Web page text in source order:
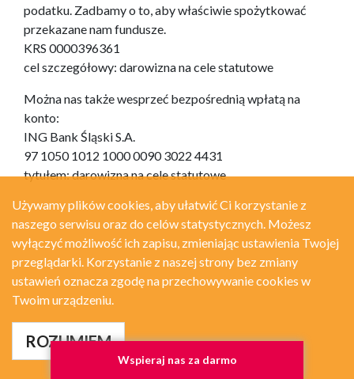
podatku. Zadbamy o to, aby właściwie spożytkować
przekazane nam fundusze.
KRS 0000396361
cel szczegółowy: darowizna na cele statutowe
Można nas także wesprzeć bezpośrednią wpłatą na
konto:
ING Bank Śląski S.A.
97 1050 1012 1000 0090 3022 4431
tytułem: darowizna na cele statutowe
Używamy plików cookies, aby ułatwić Ci korzystanie z
naszego serwisu oraz do celów statystycznych. Możesz
wyłączyć możliwość ich zapisu, zmieniając ustawienia Twojej
przeglądarki. Korzystanie z naszej strony bez zmiany
ustawień oznacza zgodę na przechowywanie cookies w
Twoim urządzeniu.
ROZUMIEM
Wspieraj nas za darmo